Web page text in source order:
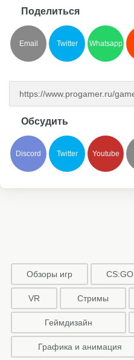
Поделиться
Email Twitter Whatsapp
Обсудить
Discord Twitter Youtube
Обзоры игр CS:GO
VR Стримы
Геймдизайн
Графика и анимация